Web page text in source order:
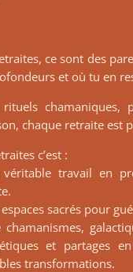
ce sont des
et où tu en
rituels chamaniques,
chaque retraite est
c’est :
travail en
sacrés pour
chamanismes,
et partages
transformations.